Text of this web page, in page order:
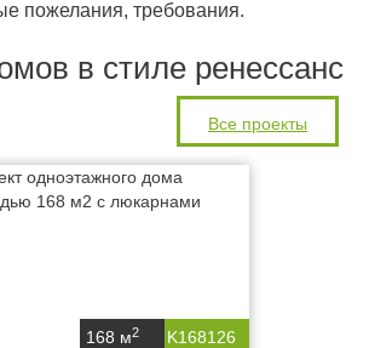
пожелания, требования.
в стиле ренессанс
Все проекты
K168126
168 м2